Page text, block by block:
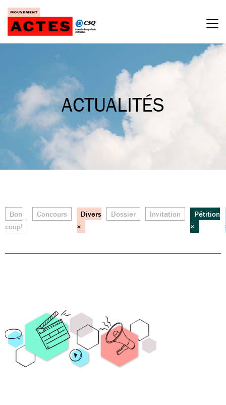
Passer
contenu
ACTUALITÉS
Bon
coup!
Concours
Divers
×
Dossier Invitation
Pétition
×